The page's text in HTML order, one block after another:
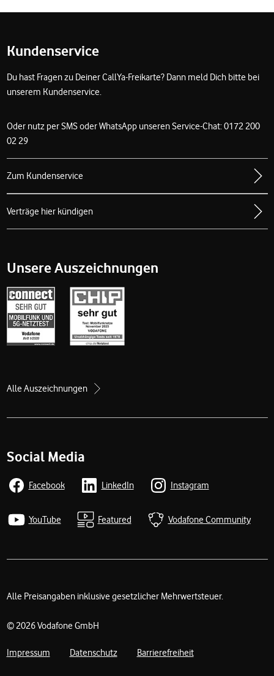
Kundenservice
Du hast Fragen zu Deiner CallYa-Freikarte? Dann meld Dich bitte bei
unserem Kundenservice.
Oder nutz per SMS oder WhatsApp unseren Service-Chat: 0172 200
02 29
Zum Kundenservice
Verträge hier kündigen
Unsere Auszeichnungen
Alle Auszeichnungen
Social Media
Facebook LinkedIn Instagram
YouTube Featured Vodafone Community
Alle Preisangaben inklusive gesetzlicher Mehrwertsteuer.
Rechtliche Links
© 2026 Vodafone GmbH
Impressum Datenschutz Barrierefreiheit